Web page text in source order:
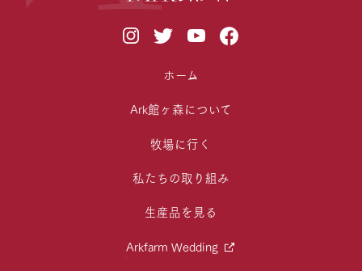
ホーム
Ark館ヶ森について
牧場に行く
私たちの取り組み
生産品を見る
Arkfarm Wedding